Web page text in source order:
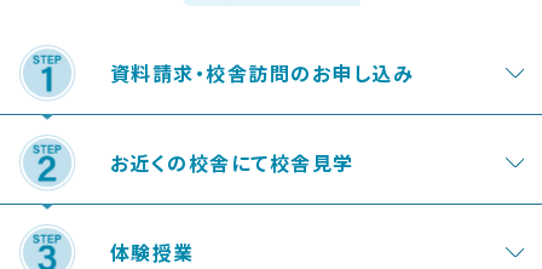
資料請求・校舎訪問のお申し込み
お近くの校舎にて校舎見学
体験授業